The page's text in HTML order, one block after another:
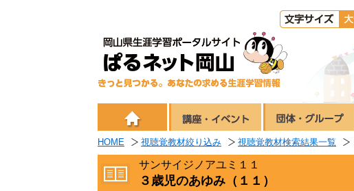
HOME 視聴覚教材絞り込み 視聴覚教材検索結果一覧
サンサイジノアユミ１１
３歳児のあゆみ（１１）